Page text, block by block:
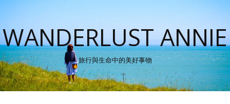
WANDERLUST ANNIE
旅行與生命中的美好事物